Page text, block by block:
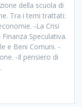
della scuola di
Tra i temi trattati:
-La Crisi
Speculativa.
e Beni Comuni. -
-Il pensiero di